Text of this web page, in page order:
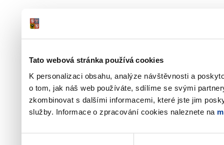
Tato webová stránka používá cookies
K personalizaci obsahu, analýze návštěvnosti a
o tom, jak náš web používáte, sdílíme se svými
zkombinovat s dalšími informacemi, které jste jim
služby. Informace o zpracování cookies naleznete na